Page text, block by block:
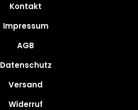
Kontakt
Impressum
AGB
Datenschutz
Versand
Widerruf